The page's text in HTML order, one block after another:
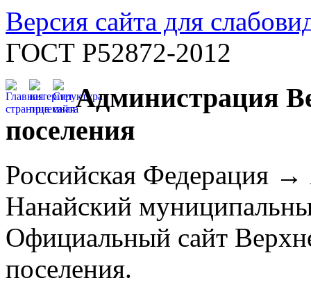
Версия сайта для
ГОСТ Р52872-2012
Администрация
поселения
Российская Федерация
Нанайский
Официальный сайт
поселения.